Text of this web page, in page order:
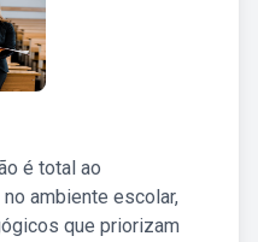
é total ao
ambiente escolar,
que priorizam